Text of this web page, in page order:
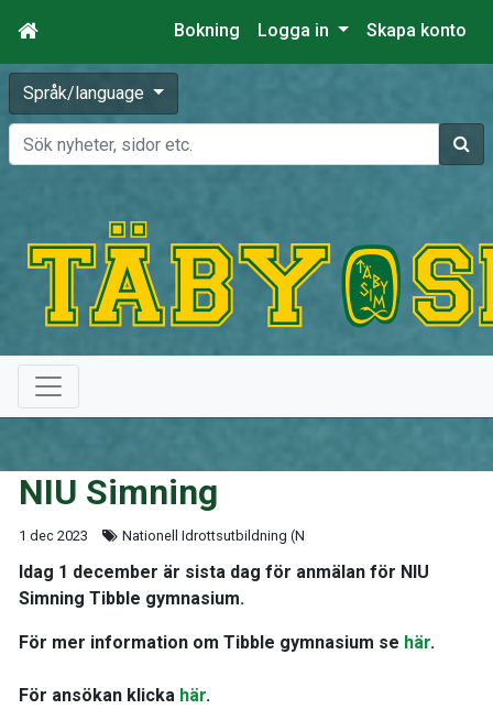
Bokning Logga in Skapa konto
Språk/language
Sök
NIU Simning
1 dec 2023 Nationell Idrottsutbildning (N
Idag 1 december är sista dag för anmälan för NIU
Simning Tibble gymnasium.
För mer information om Tibble gymnasium se här.
För ansökan klicka här.